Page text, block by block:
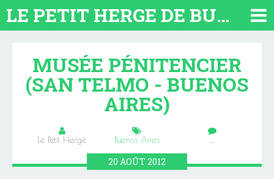
LE PETIT HERGE DE BUENOS AIRES 2026. TOUT SUR L'ARGENTINE
MUSÉE PÉNITENCIER
(SAN TELMO - BUENOS
AIRES)
Le Petit Hergé Buenos Aires …
20 AOÛT 2012